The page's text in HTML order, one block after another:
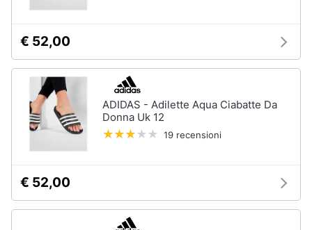
€ 52,00
ADIDAS - Adilette Aqua Ciabatte Da
Donna Uk 12
19 recensioni
€ 52,00